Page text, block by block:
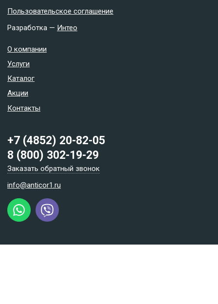
Пользовательское соглашение
Разработка — Интео
О компании
Услуги
Каталог
Акции
Контакты
+7 (4852) 20-82-05
8 (800) 302-19-29
Заказать обратный звонок
info@anticor1.ru